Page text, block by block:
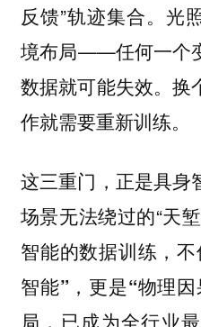
反馈”轨迹集合。光
境布局——任何一个
数据就可能失效。换
作就需要重新训练。
这三重门，正是具身
场景无法绕过的“天
智能的数据训练，
智能”，更是“物理
局，已成为全行业